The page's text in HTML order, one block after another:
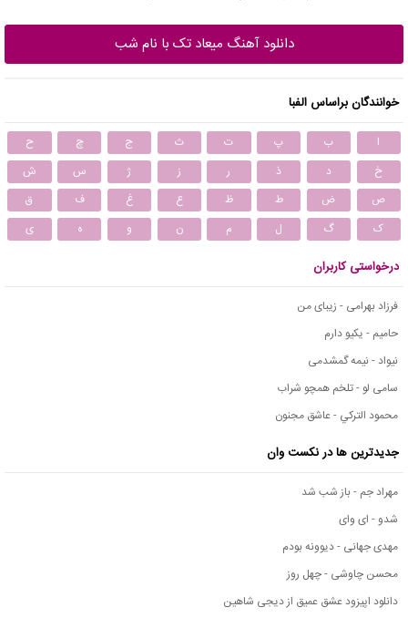
دانلود آهنگ میعاد تک با نام شب
خوانندگان براساس الفبا
ا ب پ ت ث ج چ
ح
خ
د ذ ر ز ژ س
ش
ص
ض ط ظ ع غ ف
ق
ک
گ ل م ن و ه ی
درخواستی کاربران
فرزاد بهرامی - زیبای من
حامیم - یکیو دارم
نیواد - نیمه گمشدمی
سامی لو - تلخم همچو شراب
محمود التركي - عاشق مجنون
جدیدترین ها در نکست وان
مهراد جم - باز شب شد
شدو - ای وای
مهدی جهانی - دیوونه بودم
محسن چاوشی - چهل روز
دانلود اپیزود عشق عمیق از دیجی شاهین